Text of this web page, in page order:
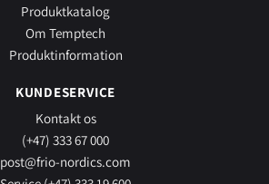
Produktkatalog
Om Temptech
Produktinformation
KUNDESERVICE
Kontakt os
(+47) 333 67 000
post@frio-nordics.com